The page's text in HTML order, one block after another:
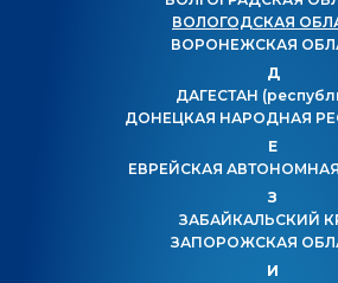
ВОЛОГОДСКАЯ
ВОРОНЕЖСКАЯ
Д
ДАГЕСТАН
ДОНЕЦКАЯ НАРОДНАЯ
Е
ЕВРЕЙСКАЯ
З
ЗАБАЙКАЛЬСКИЙ
ЗАПОРОЖСКАЯ
И